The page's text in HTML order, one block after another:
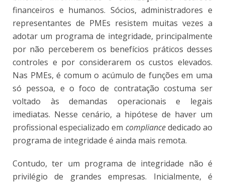
financeiros e humanos. Sócios, administradores e
representantes de PMEs resistem muitas vezes a
adotar um programa de integridade, principalmente
por não perceberem os benefícios práticos desses
controles e por considerarem os custos elevados.
Nas PMEs, é comum o acúmulo de funções em uma
só pessoa, e o foco de contratação costuma ser
voltado às demandas operacionais e legais
imediatas. Nesse cenário, a hipótese de haver um
profissional especializado em compliancededicado ao
programa de integridade é ainda mais remota.
Contudo, ter um programa de integridade não é
privilégio de grandes empresas. Inicialmente, é